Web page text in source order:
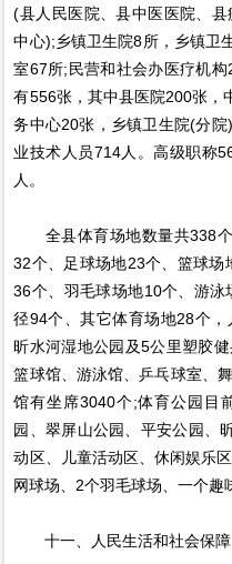
(县人民医院、县中医医院、
中心);乡镇卫生院8所，乡镇卫
室67所;民营和社会办医疗机
有556张，其中县医院200张，
务中心20张，乡镇卫生院(分
业技术人员714人。高级职称
人。
全县体育场地数量共338个
32个、足球场地23个、篮球
36个、羽毛球场地10个、游
径94个、其它体育场地28个
昕水河湿地公园及5公里塑胶
篮球馆、游泳馆、乒乓球室、
馆有坐席3040个;体育公园目
园、翠屏山公园、平安公园、
动区、儿童活动区、休闲娱乐
网球场、2个羽毛球场、一个趣
十一、人民生活和社会保障